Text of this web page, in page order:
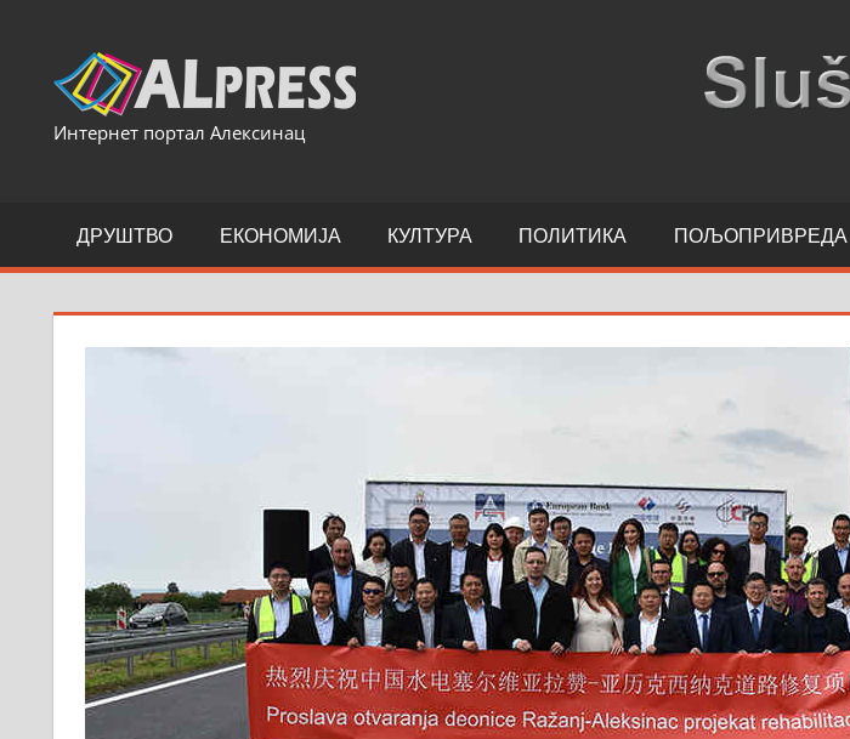
content
Интернет портал Алексинац
ДРУШТВО ЕКОНОМИЈА КУЛТУРА ПОЛИТИКА ПОЉОПРИВРЕДА